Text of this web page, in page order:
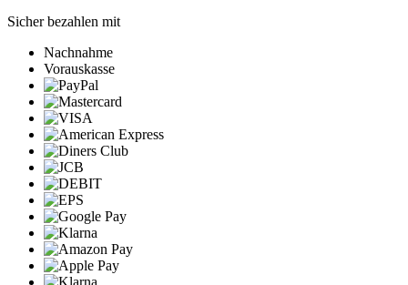
Sicher bezahlen mit
Nachnahme
Vorauskasse